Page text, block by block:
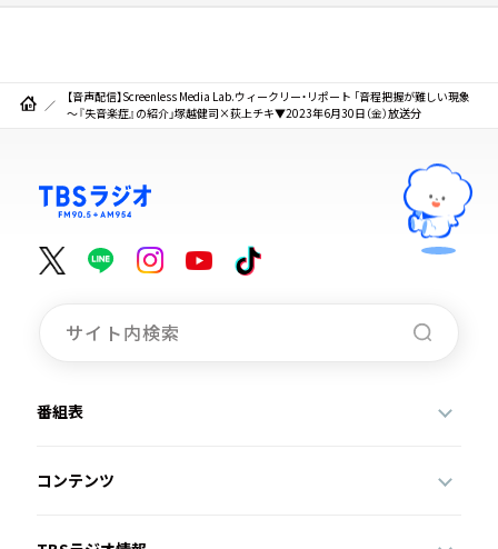
【音声配信】Screenless Media Lab.ウィークリー・リポート 「音程把握が難しい現象
～『失音楽症』の紹介」塚越健司×荻上チキ▼2023年6月30日（金）放送分
番組表
コンテンツ